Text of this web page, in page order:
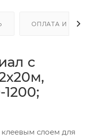
ОПЛАТА И
с
слоем для